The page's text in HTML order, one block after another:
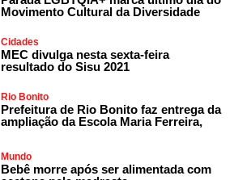
Movimento Cultural da Diversidade
Cidades
MEC divulga nesta sexta-feira
resultado do Sisu 2021
Rio Bonito
Prefeitura de Rio Bonito faz entrega da
ampliação da Escola Maria Ferreira,
Mundo
Bebê morre após ser alimentada com